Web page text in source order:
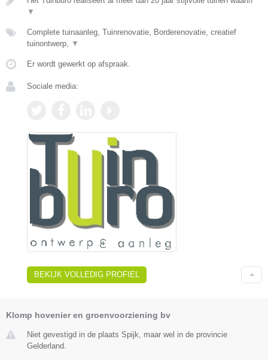
▼
Complete tuinaanleg, Tuinrenovatie, Borderenovatie, creatief
tuinontwerp,
▼
Er wordt gewerkt op afspraak.
Sociale media:
BEKIJK VOLLEDIG PROFIEL
Klomp hovenier en groenvoorziening bv
Niet gevestigd in de plaats Spijk, maar wel in de provincie
Gelderland.